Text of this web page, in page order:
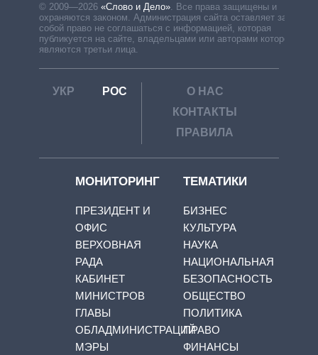
© 2009—2026 «Слово и Дело» Все права защищены и
охраняются законом. Администрация сайта оставляет за
собой право не соглашаться с информацией, которая
публикуется на сайте, владельцами или авторами которой
являются третьи лица.
УКР РОС
О НАС
КОНТАКТЫ
ПРАВИЛА
МОНИТОРИНГ
ПРЕЗИДЕНТ И
ОФИС
ВЕРХОВНАЯ
РАДА
КАБИНЕТ
МИНИСТРОВ
ГЛАВЫ
ОБЛАДМИНИСТРАЦИЙ
МЭРЫ
ТЕМАТИКИ
БИЗНЕС
КУЛЬТУРА
НАУКА
НАЦИОНАЛЬНАЯ
БЕЗОПАСНОСТЬ
ОБЩЕСТВО
ПОЛИТИКА
ПРАВО
ФИНАНСЫ